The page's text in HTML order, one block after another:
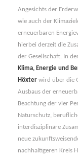
2030+
Klima,
Energie
und
Beruf“
Angesichts der
wie auch der
erneuerbaren
hierbei derzeit die
der Gesellschaft. In der
Klima, Energie und
Höxter wird über die
Ausbaus der
Beachtung der vier
Naturschutz,
interdisziplinäre
neue
nachhaltigeren Kreis